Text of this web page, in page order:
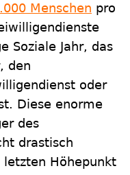
Menschen pro
Soziale Jahr, das
den
oder
Diese enorme
des
drastisch
letzten Höhepunkt